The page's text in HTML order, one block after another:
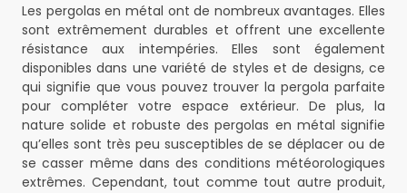
Les pergolas en métal ont de nombreux avantages. Elles
sont extrêmement durables et offrent une excellente
résistance aux intempéries. Elles sont également
disponibles dans une variété de styles et de designs, ce
qui signifie que vous pouvez trouver la pergola parfaite
pour compléter votre espace extérieur. De plus, la
nature solide et robuste des pergolas en métal signifie
qu’elles sont très peu susceptibles de se déplacer ou de
se casser même dans des conditions météorologiques
extrêmes. Cependant, tout comme tout autre produit,